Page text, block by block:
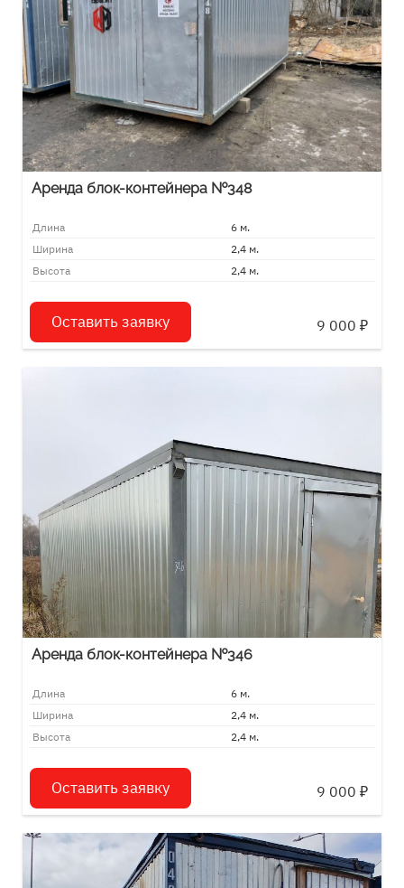
Аренда блок-контейнера №348
Длина
6 м.
Ширина
2,4 м.
Высота
2,4 м.
Оставить заявку 9 000 ₽
Аренда блок-контейнера №346
Длина
6 м.
Ширина
2,4 м.
Высота
2,4 м.
Оставить заявку 9 000 ₽